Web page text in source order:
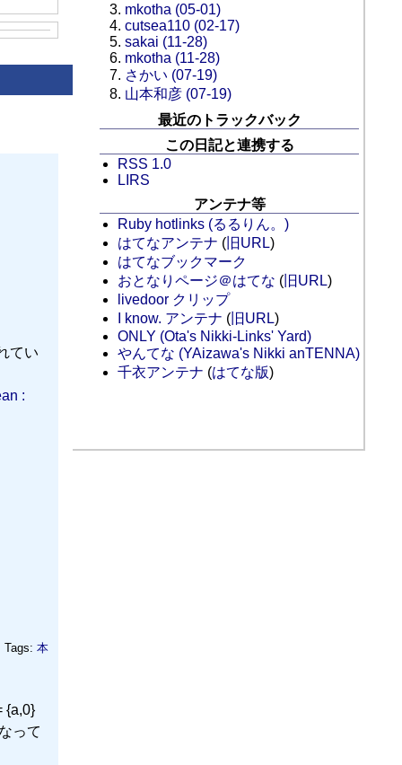
てい
:
Tags: 本
{a,0}
って
mkotha (05-01)
cutsea110 (02-17)
sakai (11-28)
mkotha (11-28)
さかい (07-19)
山本和彦 (07-19)
最近のトラックバック
この日記と連携する
RSS 1.0
LIRS
アンテナ等
Ruby hotlinks (るるりん。)
はてなアンテナ ( 旧URL)
はてなブックマーク
おとなりページ＠はてな ( 旧URL)
livedoor クリップ
I know. アンテナ ( 旧URL)
ONLY (Ota's Nikki-Links' Yard)
やんてな (YAizawa's Nikki anTENNA)
千衣アンテナ (はてな版)